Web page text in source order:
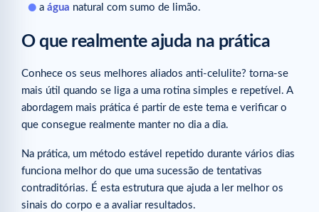
a água natural com sumo de limão.
O que realmente ajuda na prática
Conhece os seus melhores aliados anti-celulite? torna-se
mais útil quando se liga a uma rotina simples e repetível. A
abordagem mais prática é partir de este tema e verificar o
que consegue realmente manter no dia a dia.
Na prática, um método estável repetido durante vários dias
funciona melhor do que uma sucessão de tentativas
contraditórias. É esta estrutura que ajuda a ler melhor os
sinais do corpo e a avaliar resultados.